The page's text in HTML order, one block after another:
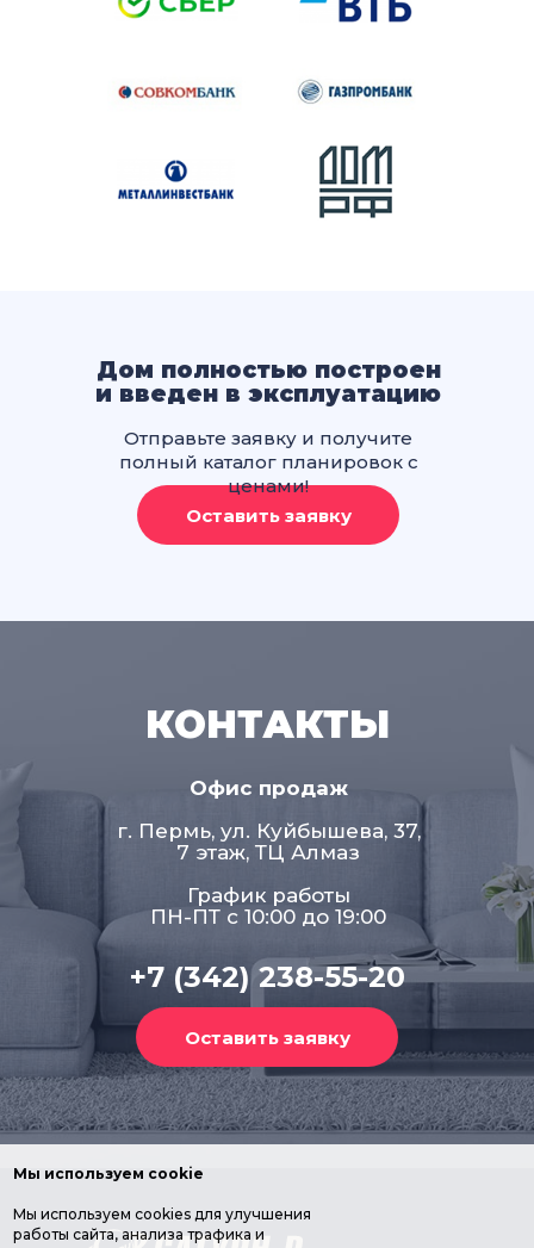
Дом полностью построен
и введен в эксплуатацию
Отправьте заявку и получите
полный каталог планировок с
ценами!
КОНТАКТЫ
Офис продаж
г. Пермь, ул. Куйбышева, 37,
7 этаж, ТЦ Алмаз
График работы
ПН-ПТ с 10:00 до 19:00
+7 (342) 238-55-20
Мы используем cookie
Мы используем cookies для улучшения
работы сайта, анализа трафика и